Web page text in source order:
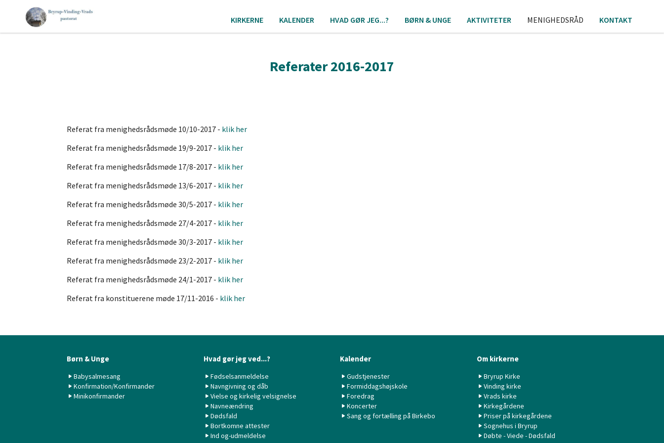
KIRKERNE KALENDER HVAD GØR JEG...? BØRN & UNGE AKTIVITETER MENIGHEDSRÅD KONTAKT
Referater 2016-2017
Referat fra menighedsrådsmøde 10/10-2017 - klik her
Referat fra menighedsrådsmøde 19/9-2017 - klik her
Referat fra menighedsrådsmøde 17/8-2017 - klik her
Referat fra menighedsrådsmøde 13/6-2017 - klik her
Referat fra menighedsrådsmøde 30/5-2017 - klik her
Referat fra menighedsrådsmøde 27/4-2017 - klik her
Referat fra menighedsrådsmøde 30/3-2017 - klik her
Referat fra menighedsrådsmøde 23/2-2017 - klik her
Referat fra menighedsrådsmøde 24/1-2017 - klik her
Referat fra konstituerene møde 17/11-2016 - klik her
Børn & Unge
Babysalmesang
Konfirmation/Konfirmander
Minikonfirmander
Hvad gør jeg ved...?
Fødselsanmeldelse
Navngivning og dåb
Vielse og kirkelig velsignelse
Navneændring
Dødsfald
Bortkomne attester
Ind og-udmeldelse
Kalender
Gudstjenester
Formiddagshøjskole
Foredrag
Koncerter
Sang og fortælling på Birkebo
Om kirkerne
Bryrup Kirke
Vinding kirke
Vrads kirke
Kirkegårdene
Priser på kirkegårdene
Sognehus i Bryrup
Døbte - Viede - Dødsfald